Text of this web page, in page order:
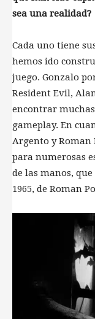
sea una realidad?
Cada uno tiene
hemos ido
juego. Gonzalo
Resident Evil,
encontrar
gameplay. En
Argento y
para numerosas
de las manos,
1965, de Roman